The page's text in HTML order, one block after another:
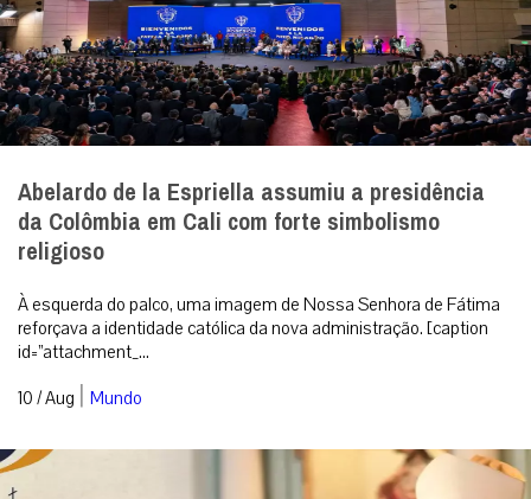
Abelardo de la Espriella assumiu a presidência
da Colômbia em Cali com forte simbolismo
religioso
À esquerda do palco, uma imagem de Nossa Senhora de Fátima
reforçava a identidade católica da nova administração. [caption
id=”attachment_...
10 / Aug | Mundo